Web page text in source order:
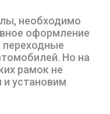
необходимо
оформление
переходные
Но на
рамок не
установим